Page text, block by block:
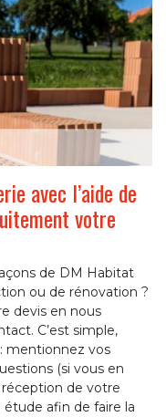
avec l’aide de
votre
de DM Habitat
ou de rénovation ?
devis en nous
C’est simple,
mentionnez vos
(si vous en
réception de votre
afin de faire la